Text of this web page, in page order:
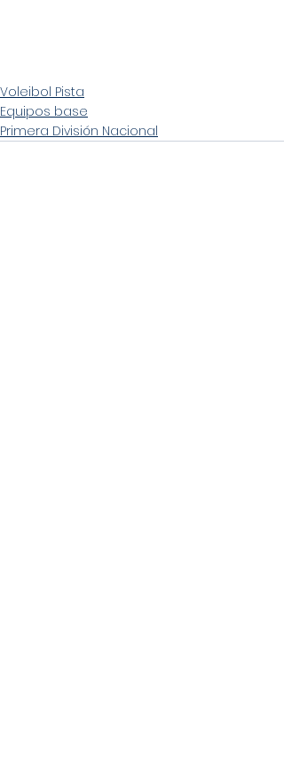
Voleibol Pista
Equipos base
Primera División Nacional